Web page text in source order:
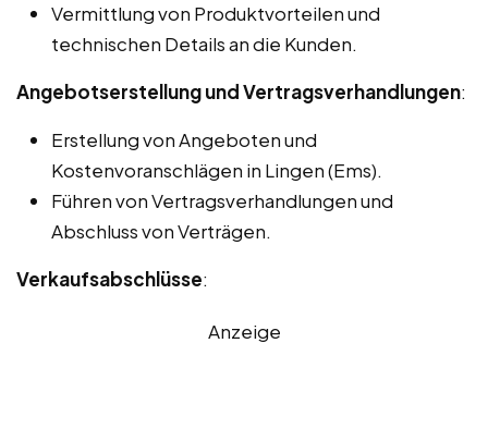
Vermittlung von Produktvorteilen und
technischen Details an die Kunden.
Angebotserstellung und Vertragsverhandlungen:
Erstellung von Angeboten und
Kostenvoranschlägen in Lingen (Ems).
Führen von Vertragsverhandlungen und
Abschluss von Verträgen.
Verkaufsabschlüsse:
Anzeige